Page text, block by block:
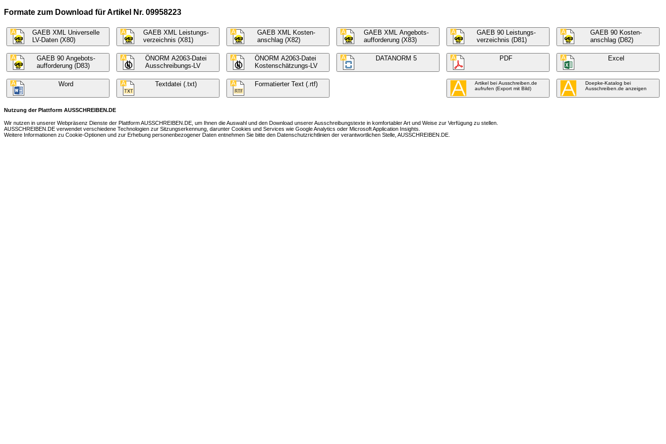
Formate zum Download für Artikel Nr. 09958223
GAEB XML Universelle
LV-Daten (X80)
GAEB XML Leistungs-
verzeichnis (X81)
GAEB XML Kosten-
anschlag (X82)
GAEB XML Angebots-
aufforderung (X83)
GAEB 90 Leistungs-
verzeichnis (D81)
GAEB 90 Kosten-
anschlag (D82)
GAEB 90 Angebots-
aufforderung (D83)
ÖNORM A2063-Datei
Ausschreibungs-LV
ÖNORM A2063-Datei
Kostenschätzungs-LV
DATANORM 5 PDF Excel
Word Textdatei (.txt) Formatierter Text (.rtf)
Artikel bei Ausschreiben.de
aufrufen (Export mit Bild)
Doepke-Katalog bei
Ausschreiben.de anzeigen
Nutzung der Plattform AUSSCHREIBEN.DE
Wir nutzen in unserer Webpräsenz Dienste der Plattform AUSSCHREIBEN.DE, um Ihnen die Auswahl und den Download unserer Ausschreibungstexte in komfortabler Art und Weise zur Verfügung zu stellen.
AUSSCHREIBEN.DE verwendet verschiedene Technologien zur Sitzungserkennung, darunter Cookies und Services wie Google Analytics oder Microsoft Application Insights.
Weitere Informationen zu Cookie-Optionen und zur Erhebung personenbezogener Daten entnehmen Sie bitte den Datenschutzrichtlinien der verantwortlichen Stelle, AUSSCHREIBEN.DE.